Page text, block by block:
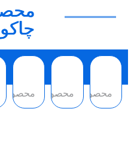
چاکو
محصول محصول محصول